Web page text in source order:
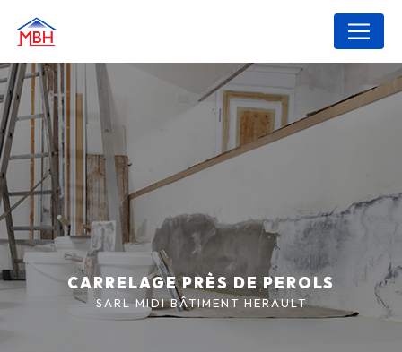
CARRELAGE PRÈS DE PEROLS
SARL MIDI BÂTIMENT HERAULT